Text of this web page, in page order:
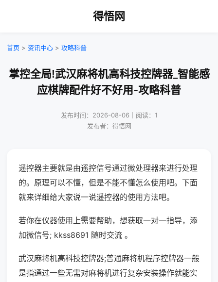
得悟网
首页 > 资讯中心 > 攻略科普
掌控全局!武汉麻将机高科技控牌器_智能感
应棋牌配件好不好用-攻略科普
发布时间：2026-08-06｜阅读：1
发布者：得悟网
遥控器主要就是由遥控信号通过微处理器来进行处理
的。原理可以不懂，但是不能不懂怎么使用吧。下面
就来详细给大家说一说遥控器的使用方法吧。
若你在仪器使用上需要帮助，想获取一对一指导，添
加微信号; kkss8691 随时交流 。
武汉麻将机高科技控牌器;普通麻将机程序控牌器一般
是指通过一些无需对麻将机进行复杂安装操作就能实